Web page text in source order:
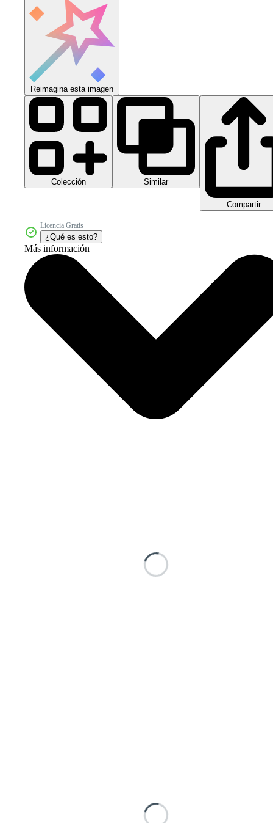
Reimagina esta imagen
Colección Similar
Compartir
Licencia Gratis
¿Qué es esto?
Más información